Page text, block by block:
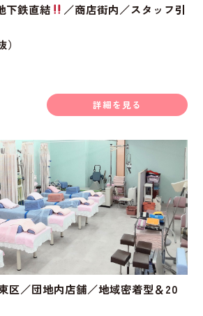
下鉄直結
／商店街内／スタッフ引
詳細を見る
区／団地内店舗／地域密着型＆20